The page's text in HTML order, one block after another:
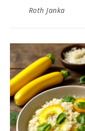
Roth Janka